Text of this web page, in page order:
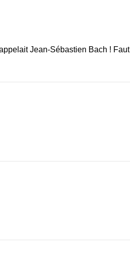
Jean-Sébastien Bach ! Faut